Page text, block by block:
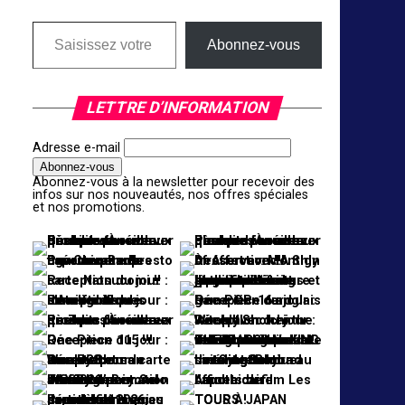
Saisissez votre adresse e-mail…
Abonnez-vous
LETTRE D’INFORMATION
Adresse e-mail
Abonnez-vous à la newsletter pour recevoir des
infos sur nos nouveautés, nos offres spéciales
et nos promotions.